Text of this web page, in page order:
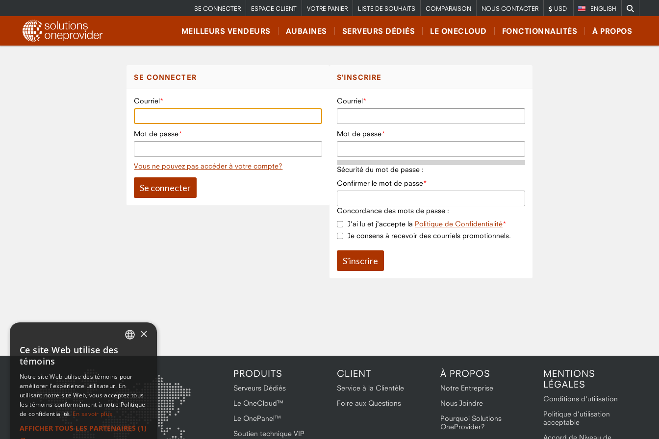
ENGLISH
SE CONNECTER ESPACE CLIENT VOTRE PANIER LISTE DE SOUHAITS COMPARAISON NOUS CONTACTER USD
MEILLEURS VENDEURS AUBAINES SERVEURS DÉDIÉS LE ONECLOUD FONCTIONNALITÉS À PROPOS
SE CONNECTER
Courriel
Mot de passe
Vous ne pouvez pas accéder à votre compte?
S'INSCRIRE
Courriel
Mot de passe
Sécurité du mot de passe :
Confirmer le mot de passe
Concordance des mots de passe :
J'ai lu et j'accepte la Politique de Confidentialité
Je consens à recevoir des courriels promotionnels.
PRODUITS
Serveurs Dédiés
Le OneCloud™
Le OnePanel™
Soutien technique VIP
CLIENT
Service à la Clientèle
Foire aux Questions
À PROPOS
Notre Entreprise
Nous Joindre
Pourquoi Solutions
OneProvider?
MENTIONS
LÉGALES
Conditions d'utilisation
Politique d'utilisation
acceptable
Accord de Niveau de
×
Ce site Web utilise des
témoins
Notre site Web utilise des témoins pour
améliorer l'expérience utilisateur. En
utilisant notre site Web, vous acceptez tous
les témoins conformément à notre Politique
de confidentialité. En savoir plus
AFFICHER TOUS LES PARTENAIRES (1)